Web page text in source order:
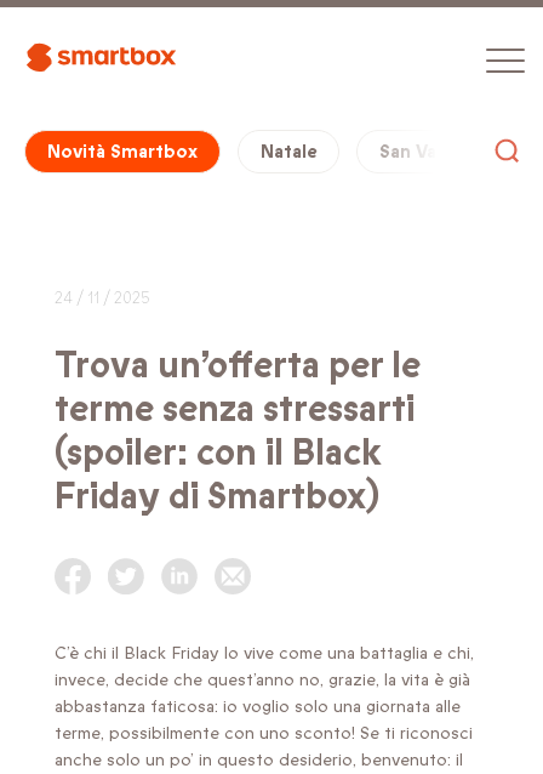
Novità Smartbox Natale San Valentino
24 / 11 / 2025
Trova un’offerta per le
terme senza stressarti
(spoiler: con il Black
Friday di Smartbox)
C’è chi il Black Friday lo vive come una battaglia e chi,
invece, decide che quest’anno no, grazie, la vita è già
abbastanza faticosa: io voglio solo una giornata alle
terme, possibilmente con uno sconto! Se ti riconosci
anche solo un po’ in questo desiderio, benvenuto: il